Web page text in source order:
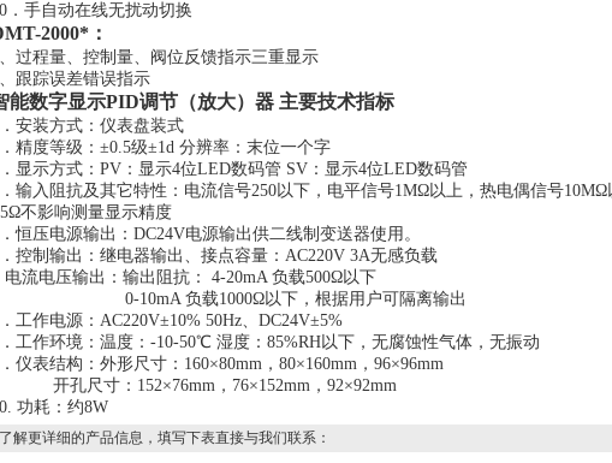
．手自动在线无扰动切换
2000*：
过程量、控制量、阀位反馈指示三重显示
跟踪误差错误指示
能数字显示PID调节（放大）器 主要技术指标
安装方式：仪表盘装式
精度等级：±0.5级±1d 分辨率：末位一个字
显示方式：PV：显示4位LED数码管 SV：显示4位LED数码管
输入阻抗及其它特性：电流信号250以下，电平信号1MΩ以上，热电偶信号
不影响测量显示精度
恒压电源输出：DC24V电源输出供二线制变送器使用。
控制输出：继电器输出、接点容量：AC220V 3A无感负载
电流电压输出：输出阻抗： 4-20mA 负载500Ω以下
0-10mA 负载1000Ω以下，根据用户可隔离输出
工作电源：AC220V±10% 50Hz、DC24V±5%
工作环境：温度：-10-50℃ 湿度：85%RH以下，无腐蚀性气体，无振动
仪表结构：外形尺寸：160×80mm，80×160mm，96×96mm
开孔尺寸：152×76mm，76×152mm，92×92mm
功耗：约8W
解更详细的产品信息，填写下表直接与我们联系：